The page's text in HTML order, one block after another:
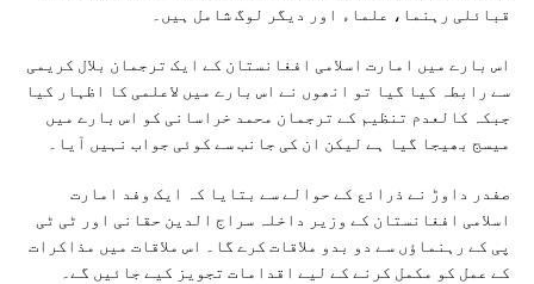
قبائلی رہنما، علماء اور دیگر لوگ شامل ہیں۔
اس بارے میں امارت اسلامی افغانستان کے ایک ترجمان بلال کریمی
سے رابطہ کیا گیا تو انھوں نے اس بارے میں لاعلمی کا اظہار کیا
جبکہ کالعدم تنظیم کے ترجمان محمد خراسانی کو اس بارے میں
میسج بھیجا گیا ہے لیکن ان کی جانب سے کوئی جواب نہیں آیا۔
صفدر داوڑ نے ذرائع کے حوالے سے بتایا کہ ایک وفد امارت
اسلامی افغانستان کے وزیر داخلہ سراج الدین حقانی اور ٹی ٹی
پی کے رہنماؤں سے دو بدو ملاقات کرے گا۔ اس ملاقات میں مذاکرات
کے عمل کو مکمل کرنے کے لیے اقدامات تجویز کیے جائیں گے۔